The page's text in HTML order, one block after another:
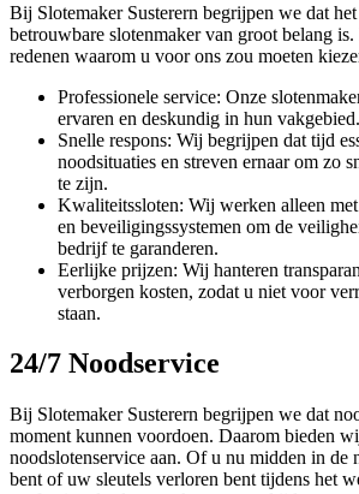
Bij Slotemaker Susterern begrijpen we dat
betrouwbare slotenmaker van groot belang
redenen waarom u voor ons zou moeten
Professionele service: Onze
ervaren en deskundig in hun vakgebied.
Snelle respons: Wij begrijpen dat tijd
noodsituaties en streven ernaar om zo
te zijn.
Kwaliteitssloten: Wij werken alleen
en beveiligingssystemen om de
bedrijf te garanderen.
Eerlijke prijzen: Wij hanteren
verborgen kosten, zodat u niet voor
staan.
24/7 Noodservice
Bij Slotemaker Susterern begrijpen we dat
moment kunnen voordoen. Daarom bieden
noodslotenservice aan. Of u nu midden in de
bent of uw sleutels verloren bent tijdens het